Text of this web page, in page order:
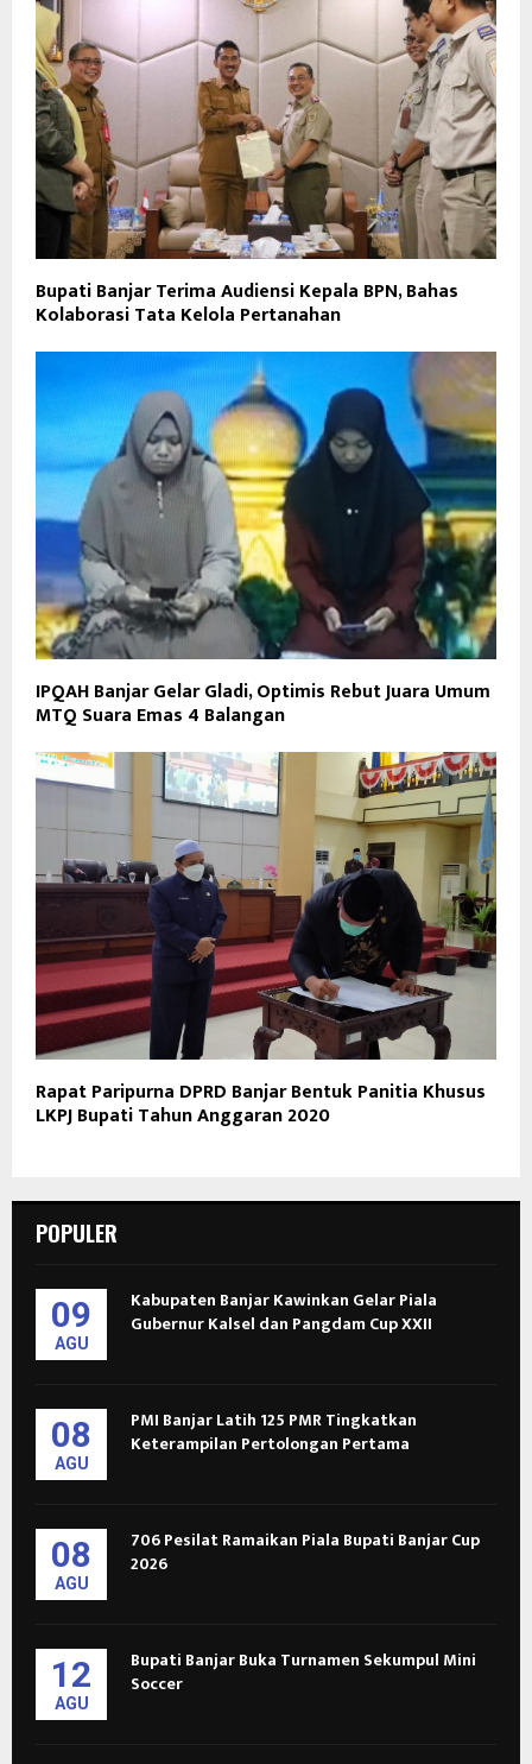
Bupati Banjar Terima Audiensi Kepala BPN, Bahas
Kolaborasi Tata Kelola Pertanahan
IPQAH Banjar Gelar Gladi, Optimis Rebut Juara Umum
MTQ Suara Emas 4 Balangan
Rapat Paripurna DPRD Banjar Bentuk Panitia Khusus
LKPJ Bupati Tahun Anggaran 2020
POPULER
09
AGU
Kabupaten Banjar Kawinkan Gelar Piala
Gubernur Kalsel dan Pangdam Cup XXII
08
AGU
PMI Banjar Latih 125 PMR Tingkatkan
Keterampilan Pertolongan Pertama
08
AGU
706 Pesilat Ramaikan Piala Bupati Banjar Cup
2026
12
AGU
Bupati Banjar Buka Turnamen Sekumpul Mini
Soccer